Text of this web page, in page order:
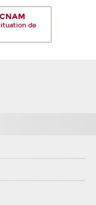
de